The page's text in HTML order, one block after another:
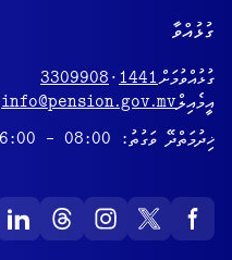
ގުޅުއްވާ
ގުޅުއްވުމަށް1441
·
3309908
އީމެއިލްinfo@pension.gov.mv
ޚިދުމަތްދޭ ވަގުތު: 08:00 - 16:00